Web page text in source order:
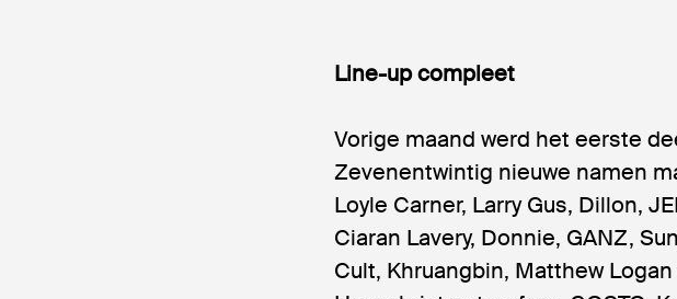
Line-up compleet
Vorige maand werd het eerste
Zevenentwintig nieuwe namen
Loyle Carner, Larry Gus, Dillon,
Ciaran Lavery, Donnie, GANZ,
Cult, Khruangbin, Matthew